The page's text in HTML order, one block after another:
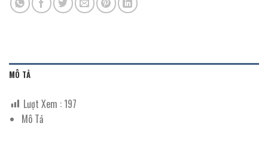
MÔ TẢ
Lượt Xem :197
Mô Tả